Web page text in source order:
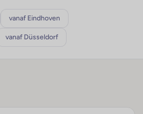
vanaf Eindhoven
vanaf Düsseldorf